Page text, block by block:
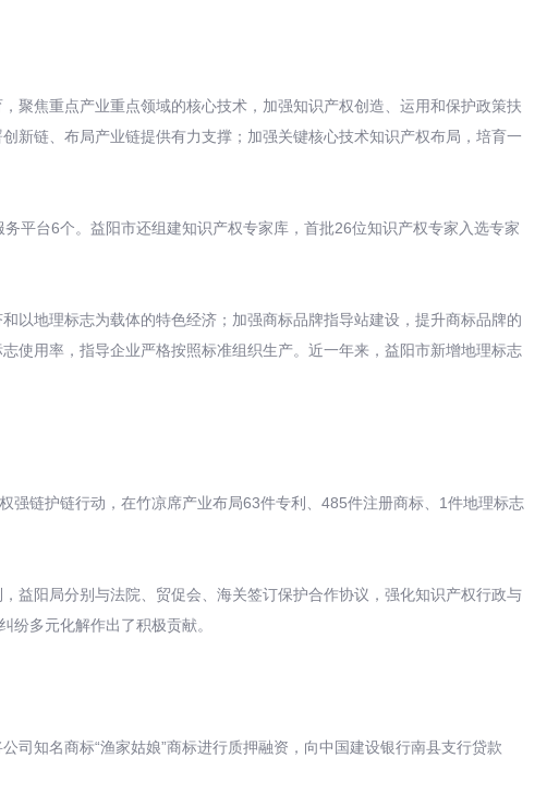
焦重点产业重点领域的核心技术，加强知识产权创造、运用和保护政策扶
新链、布局产业链提供有力支撑；加强关键核心技术知识产权布局，培育一
台6个。益阳市还组建知识产权专家库，首批26位知识产权专家入选专家
地理标志为载体的特色经济；加强商标品牌指导站建设，提升商标品牌的
使用率，指导企业严格按照标准组织生产。近一年来，益阳市新增地理标志
链护链行动，在竹凉席产业布局63件专利、485件注册商标、1件地理标志
阳局分别与法院、贸促会、海关签订保护合作协议，强化知识产权行政与
多元化解作出了积极贡献。
知名商标“渔家姑娘”商标进行质押融资，向中国建设银行南县支行贷款